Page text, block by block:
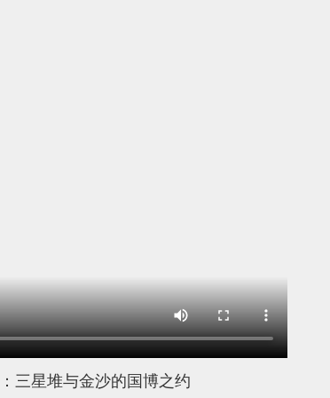
三星堆与金沙的国博之约